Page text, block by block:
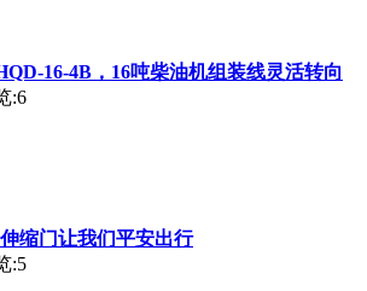
16-4B，16吨柴油机组装线灵活转向
:6
缩门让我们平安出行
:5